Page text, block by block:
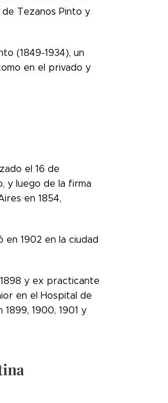
Tezanos Pinto y
(1849-1934), un
en el privado y
el 16 de
y luego de la firma
en 1854,
1902 en la ciudad
y ex practicante
en el Hospital de
1900, 1901 y